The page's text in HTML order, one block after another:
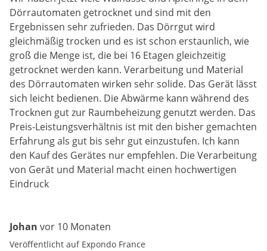
Dörrautomaten getrocknet und sind mit den
Ergebnissen sehr zufrieden. Das Dörrgut wird
gleichmäßig trocken und es ist schon erstaunlich, wie
groß die Menge ist, die bei 16 Etagen gleichzeitig
getrocknet werden kann. Verarbeitung und Material
des Dörrautomaten wirken sehr solide. Das Gerät lässt
sich leicht bedienen. Die Abwärme kann während des
Trocknen gut zur Raumbeheizung genutzt werden. Das
Preis-Leistungsverhältnis ist mit den bisher gemachten
Erfahrung als gut bis sehr gut einzustufen. Ich kann
den Kauf des Gerätes nur empfehlen. Die Verarbeitung
von Gerät und Material macht einen hochwertigen
Eindruck
Johan vor 10 Monaten
Veröffentlicht auf Expondo France